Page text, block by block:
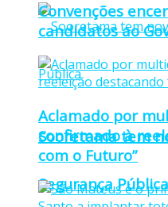
Sooretama tem
Segurança Pública
Convenções
candidatos ao
Aclamado por
confirmado à
com o Futuro”